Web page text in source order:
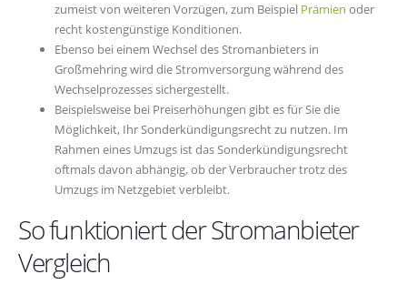
zumeist von weiteren Vorzügen, zum Beispiel Prämien oder
recht kostengünstige Konditionen.
Ebenso bei einem Wechsel des Stromanbieters in
Großmehring wird die Stromversorgung während des
Wechselprozesses sichergestellt.
Beispielsweise bei Preiserhöhungen gibt es für Sie die
Möglichkeit, Ihr Sonderkündigungsrecht zu nutzen. Im
Rahmen eines Umzugs ist das Sonderkündigungsrecht
oftmals davon abhängig, ob der Verbraucher trotz des
Umzugs im Netzgebiet verbleibt.
So funktioniert der Stromanbieter
Vergleich